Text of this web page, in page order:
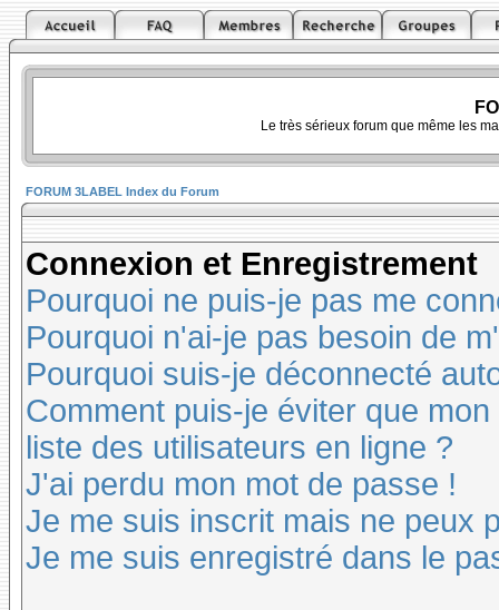
Le très sérieux forum que même les
FORUM 3LABEL Index du Forum
Connexion et Enregistrement
Pourquoi ne puis-je pas me
Pourquoi n'ai-je pas besoin de
Pourquoi suis-je déconnecté
Comment puis-je éviter que
liste des utilisateurs en ligne ?
J'ai perdu mon mot de passe !
Je me suis inscrit mais ne peux
Je me suis enregistré dans le